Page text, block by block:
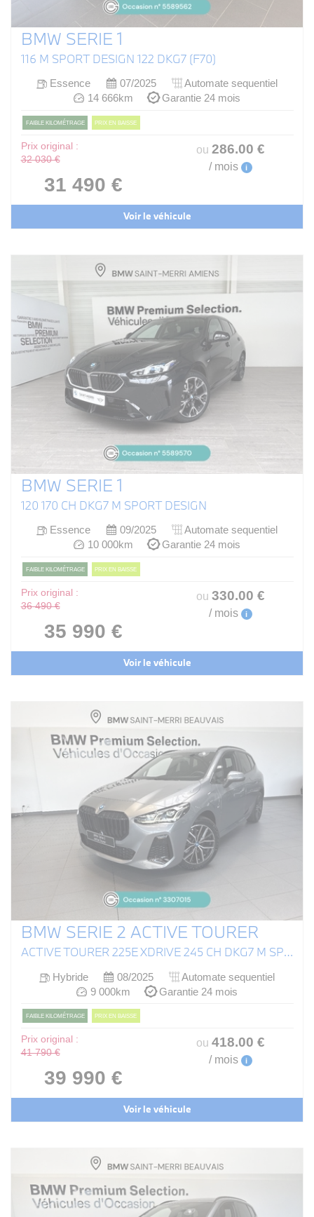
BMW SERIE 1
116 M SPORT DESIGN 122 DKG7 (F70)
Essence 07/2025
Automate sequentiel
14 666km
Garantie 24 mois
FAIBLE KILOMÉTRAGE PRIX EN BAISSE
Prix original :
32 030 €
31 490 €
ou 286.00 €
/ mois i
Voir le véhicule
BMW SERIE 1
120 170 CH DKG7 M SPORT DESIGN
Essence 09/2025
Automate sequentiel
10 000km
Garantie 24 mois
FAIBLE KILOMÉTRAGE PRIX EN BAISSE
Prix original :
36 490 €
35 990 €
ou 330.00 €
/ mois i
Voir le véhicule
BMW SERIE 2 ACTIVE TOURER
ACTIVE TOURER 225E XDRIVE 245 CH DKG7 M SPORT
Hybride 08/2025
Automate sequentiel
9 000km
Garantie 24 mois
FAIBLE KILOMÉTRAGE PRIX EN BAISSE
Prix original :
41 790 €
39 990 €
ou 418.00 €
/ mois i
Voir le véhicule